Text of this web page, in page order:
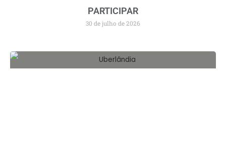
PARTICIPAR
30 de julho de 2026